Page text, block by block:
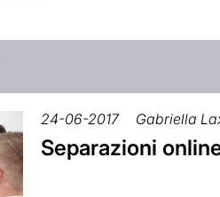
24-06-2017 Gabriella
Separazioni